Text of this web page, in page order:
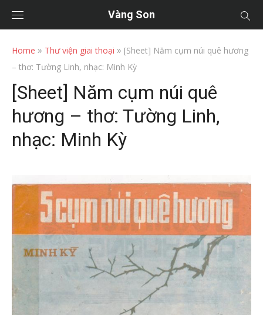
Vàng Son
Home » Thư viện giai thoại » [Sheet] Năm cụm núi quê hương
– thơ: Tường Linh, nhạc: Minh Kỳ
[Sheet] Năm cụm núi quê
hương – thơ: Tường Linh,
nhạc: Minh Kỳ